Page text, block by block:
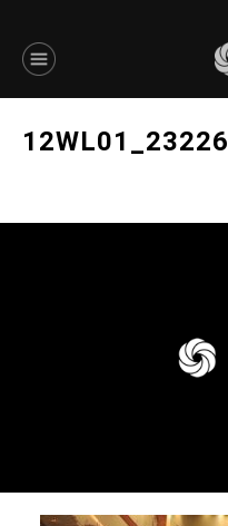
JAPANESE
12WL01_23226